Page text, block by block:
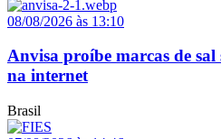
08/08/2026 às 13:10
Anvisa proíbe marcas de sal
na internet
Brasil